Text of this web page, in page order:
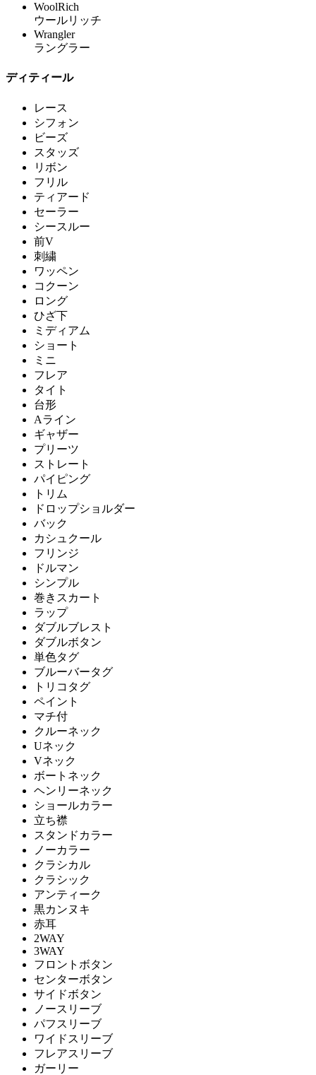
WoolRich
ウールリッチ
Wrangler
ラングラー
ディティール
レース
シフォン
ビーズ
スタッズ
リボン
フリル
ティアード
セーラー
シースルー
前V
刺繍
ワッペン
コクーン
ロング
ひざ下
ミディアム
ショート
ミニ
フレア
タイト
台形
Aライン
ギャザー
プリーツ
ストレート
パイピング
トリム
ドロップショルダー
バック
カシュクール
フリンジ
ドルマン
シンプル
巻きスカート
ラップ
ダブルブレスト
ダブルボタン
単色タグ
ブルーバータグ
トリコタグ
ペイント
マチ付
クルーネック
Uネック
Vネック
ボートネック
ヘンリーネック
ショールカラー
立ち襟
スタンドカラー
ノーカラー
クラシカル
クラシック
アンティーク
黒カンヌキ
赤耳
2WAY
3WAY
フロントボタン
センターボタン
サイドボタン
ノースリーブ
パフスリーブ
ワイドスリーブ
フレアスリーブ
ガーリー